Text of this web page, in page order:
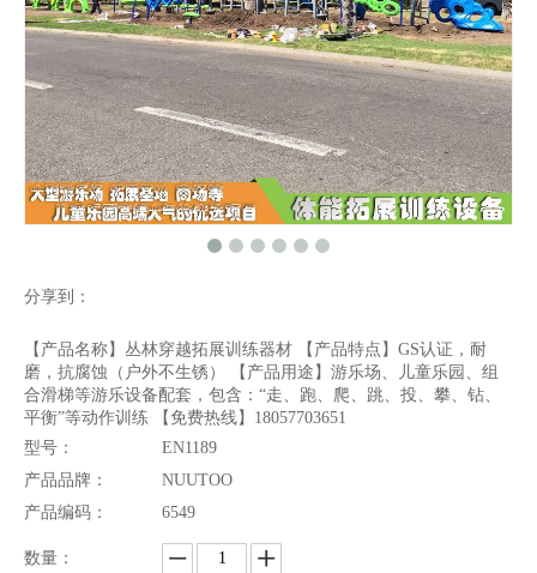
分享到：
【产品名称】丛林穿越拓展训练器材 【产品特点】GS认证，耐
磨，抗腐蚀（户外不生锈） 【产品用途】游乐场、儿童乐园、组
合滑梯等游乐设备配套，包含：“走、跑、爬、跳、投、攀、钻、
平衡”等动作训练 【免费热线】18057703651
型号：
EN1189
产品品牌：
NUUTOO
产品编码：
6549
数量：